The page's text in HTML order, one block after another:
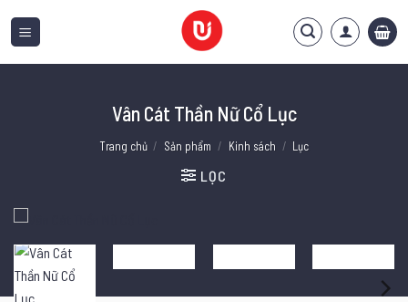
qua
Vân Cát Thần Nữ Cổ Lục
Trang chủ / Sản phẩm / Kinh sách / Lục
LỌC